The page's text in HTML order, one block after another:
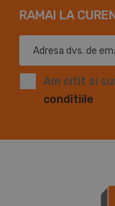
RAMAI LA
Am citit si
conditiile